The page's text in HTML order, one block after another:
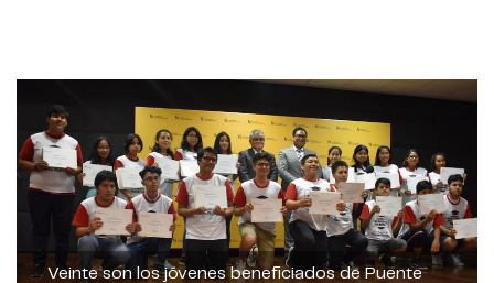
Veinte son los jóvenes beneficiados de Puente